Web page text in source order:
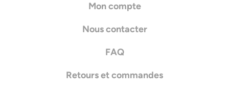
Mon compte
Nous contacter
FAQ
Retours et commandes